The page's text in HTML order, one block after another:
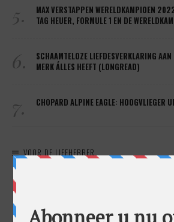
5.
MAX VERSTAPPEN WERELDKAMPIOEN
TAG HEUER, FORMULE 1 EN DE
6.
SCHAAMTELOZE LIEFDESVERKLARING
MERK ÁLLES HEEFT (LONGREAD)
7. CHOPARD ALPINE EAGLE: HOOGVLIEGER
VOOR DE LIEFHEBBER